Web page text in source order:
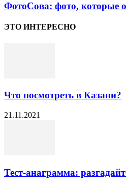
ФотоСова: фото, которые
ЭТО ИНТЕРЕСНО
Что посмотреть в Казани?
21.11.2021
Тест-анаграмма: